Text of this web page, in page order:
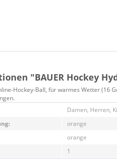
"BAUER Hockey
Hockey-Ball, für warmes Wetter (16
Damen, Herren,
orange
orange
1